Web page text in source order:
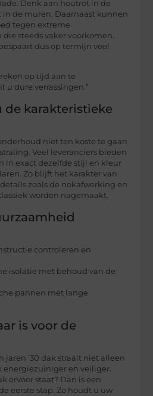
Denk aan houtrot in de
in de muren. Daarnaast kunnen
tegen extreme
steeds vaker voorkomen.
dus op termijn veel
op tijd aan te
u dure verrassingen.”
de karakteristieke
niet ten koste te gaan
Veel leveranciers bieden
in exact dezelfde stijl en kleur
Zo blijft het karakter van
zoals de nokafwerking en
worden nagemaakt.
controleren en
isolatie met behoud van de
pannen met lange
is voor de
jaren ’30 dak straalt niet alleen
energiezuiniger en veiliger.
ervoor staat? Dan is een
eerste stap. Zo houdt u uw